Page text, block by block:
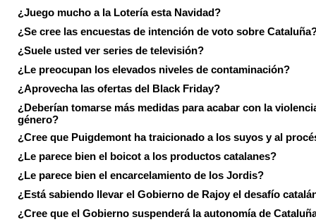
¿Juego mucho a la Lotería esta Navidad?
¿Se cree las encuestas de intención de voto sobre
¿Suele usted ver series de televisión?
¿Le preocupan los elevados niveles de contaminación?
¿Aprovecha las ofertas del Black Friday?
¿Deberían tomarse más medidas para acabar con la
género?
¿Cree que Puigdemont ha traicionado a los suyos y al
¿Le parece bien el boicot a los productos catalanes?
¿Le parece bien el encarcelamiento de los Jordis?
¿Está sabiendo llevar el Gobierno de Rajoy el desafío
¿Cree que el Gobierno suspenderá la autonomía de